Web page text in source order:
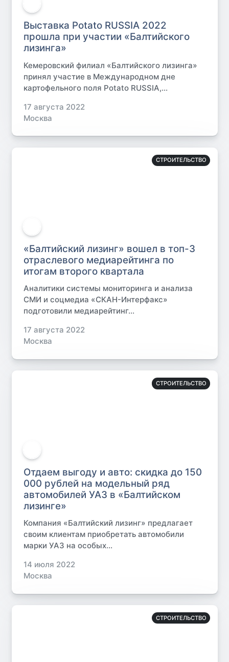
Выставка Potato RUSSIA 2022
прошла при участии «Балтийского
лизинга»
Кемеровский филиал «Балтийского лизинга»
принял участие в Международном дне
картофельного поля Potato RUSSIA,...
17 августа 2022
Москва
СТРОИТЕЛЬСТВО
«Балтийский лизинг» вошел в топ-3
отраслевого медиарейтинга по
итогам второго квартала
Аналитики системы мониторинга и анализа
СМИ и соцмедиа «СКАН-Интерфакс»
подготовили медиарейтинг...
17 августа 2022
Москва
СТРОИТЕЛЬСТВО
Отдаем выгоду и авто: скидка до 150
000 рублей на модельный ряд
автомобилей УАЗ в «Балтийском
лизинге»
Компания «Балтийский лизинг» предлагает
своим клиентам приобретать автомобили
марки УАЗ на особых...
14 июля 2022
Москва
СТРОИТЕЛЬСТВО